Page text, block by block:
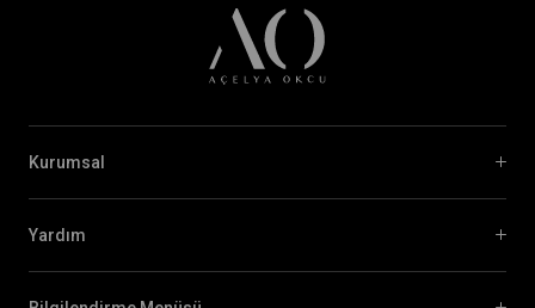
Kurumsal
Yardım